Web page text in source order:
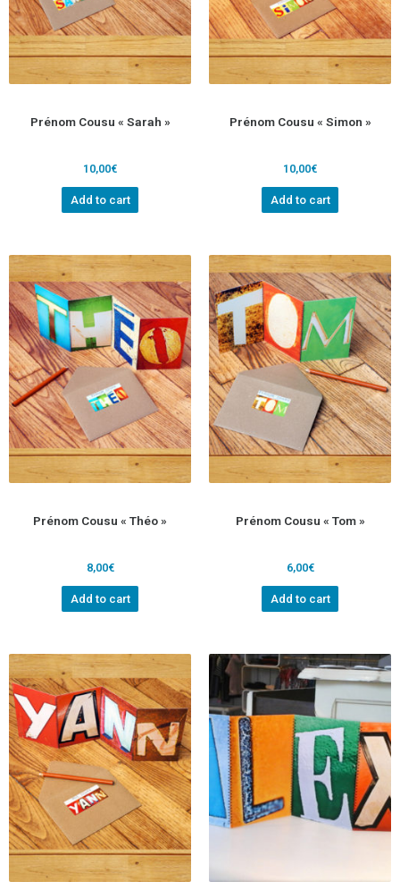
Prénom Cousu « Sarah »
10,00€
Add to cart
Prénom Cousu « Simon »
10,00€
Add to cart
Prénom Cousu « Théo »
8,00€
Add to cart
Prénom Cousu « Tom »
6,00€
Add to cart